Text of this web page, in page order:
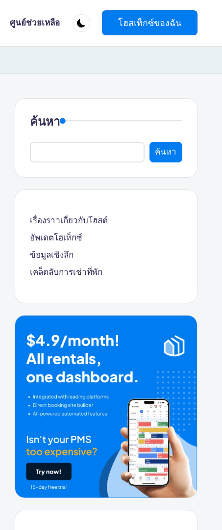
ศูนย์ช่วยเหลือ โฮสเท็กซ์ของฉัน
ค้นหา
ค้นหา
เรื่องราวเกี่ยวกับโฮสต์
อัพเดตโฮเท็กซ์
ข้อมูลเชิงลึก
เคล็ดลับการเช่าที่พัก